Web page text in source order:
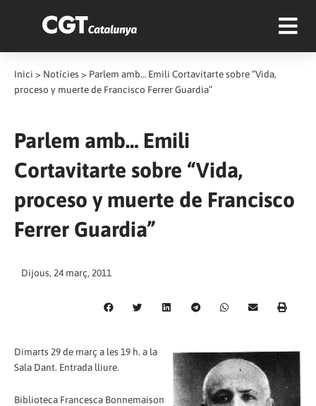
Inici > Notícies > Parlem amb… Emili Cortavitarte sobre “Vida,
proceso y muerte de Francisco Ferrer Guardia”
Parlem amb… Emili
Cortavitarte sobre “Vida,
proceso y muerte de Francisco
Ferrer Guardia”
Dijous, 24 març, 2011
Dimarts 29 de març a les 19 h. a la
Sala Dant. Entrada lliure.
Biblioteca Francesca Bonnemaison